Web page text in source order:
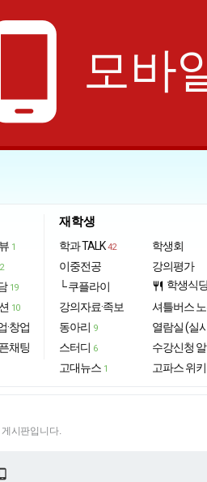
모바
1
2
19
10
·창업
채팅
재학생
학과 TALK 42
이중전공
└ 쿠플라이
강의자료·족보
동아리 9
스터디 6
고대뉴스 1
학생회
강의평가
restaurant 학생식
셔틀버스
열람실 (실
수강신청
고파스 위키
시판입니다.
